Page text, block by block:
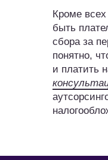
Кроме
быть
сбора за
понятно,
и платить